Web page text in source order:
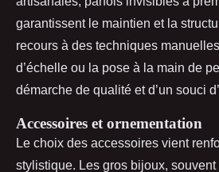
garantissent le maintien et la
recours à des techniques
d’échelle ou la pose à la main de
démarche de qualité et d’un souci
Accessoires et ornementation
Le choix des accessoires vient
stylistique. Les gros bijoux,